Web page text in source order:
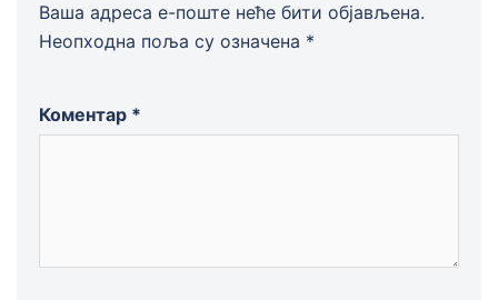
Ваша адреса е-поште неће бити објављена.
Неопходна поља су означена *
Коментар *